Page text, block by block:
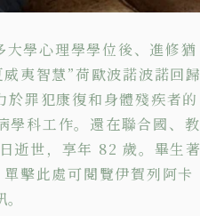
學心理學學位後、進修猶
夷智慧”荷歐波諾波諾回歸
罪犯康復和身體殘疾者的
學科工作。還在聯合國、教
逝世，享年 82 歲。畢生著
單擊此處可閱覽伊賀列阿卡